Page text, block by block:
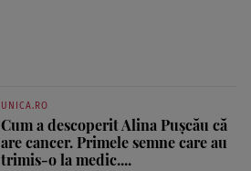
UNICA.RO
Cum a descoperit Alina Pușcău că
are cancer. Primele semne care au
trimis-o la medic....